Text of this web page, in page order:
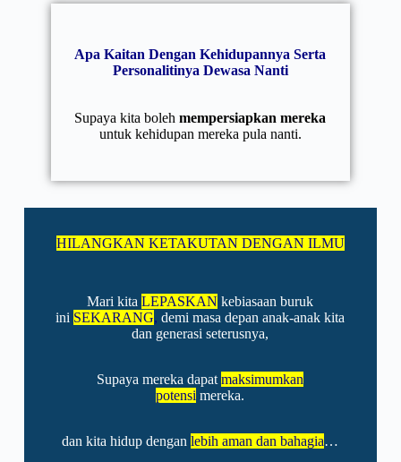
Apa Kaitan Dengan Kehidupannya Serta
Personalitinya Dewasa Nanti
Supaya kita bolehmempersiapkan mereka
untuk kehidupan mereka pula nanti.
HILANGKAN KETAKUTAN DENGAN ILMU
Mari kitaLEPASKAN kebiasaan buruk
ini SEKARANG, demi masa depan anak-anak kita
dan generasi seterusnya,
Supaya mereka dapatmaksimumkan
potensi mereka.
dan kita hidup dengan lebih aman dan bahagia…